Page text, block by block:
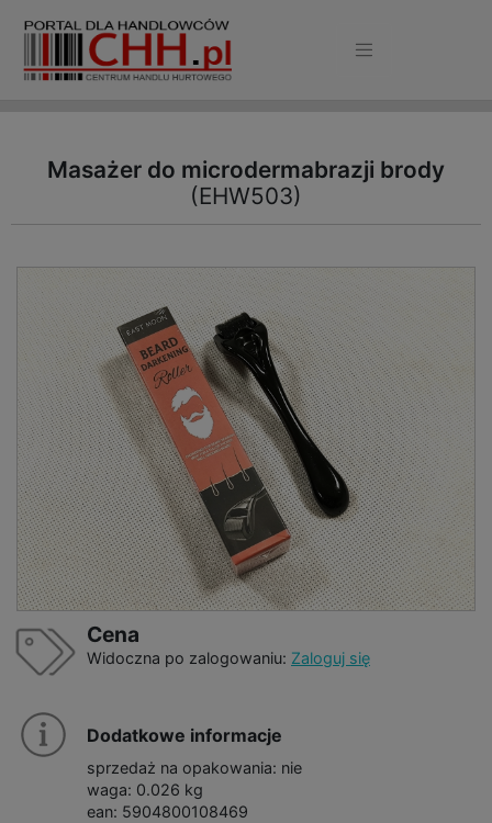
Masażer do microdermabrazji brody
(EHW503)
Cena
Widoczna po zalogowaniu: Zaloguj się
Dodatkowe informacje
sprzedaż na opakowania: nie
waga: 0.026 kg
ean: 5904800108469